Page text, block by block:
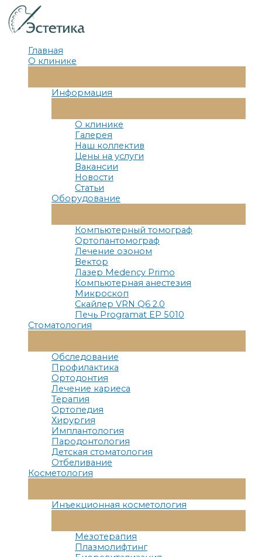
Перейти
к
содержимому
Главная
О клинике
Меню
Информация
Меню
О клинике
Галерея
Наш коллектив
Цены на услуги
Вакансии
Новости
Статьи
Оборудование
Меню
Компьютерный томограф
Ортопантомограф
Лечение озоном
Вектор
Лазер Medency Primo
Компьютерная анестезия
Микроскоп
Скайлер VRN Q6 2.0
Печь Programat EP 5010
Стоматология
Меню
Обследование
Профилактика
Ортодонтия
Лечение кариеса
Терапия
Ортопедия
Хирургия
Имплантология
Пародонтология
Детская стоматология
Отбеливание
Косметология
Меню
Инъекционная косметология
Меню
Мезотерапия
Плазмолифтинг